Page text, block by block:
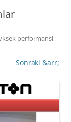
performansl
Sonraki &arr;